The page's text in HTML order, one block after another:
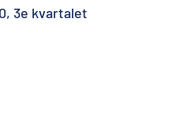
3e kvartalet